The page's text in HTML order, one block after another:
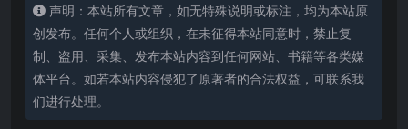
声明：本站所有文章，如无特殊说明或标注，均为本站原
创发布。任何个人或组织，在未征得本站同意时，禁止复
制、盗用、采集、发布本站内容到任何网站、书籍等各类媒
体平台。如若本站内容侵犯了原著者的合法权益，可联系我
们进行处理。